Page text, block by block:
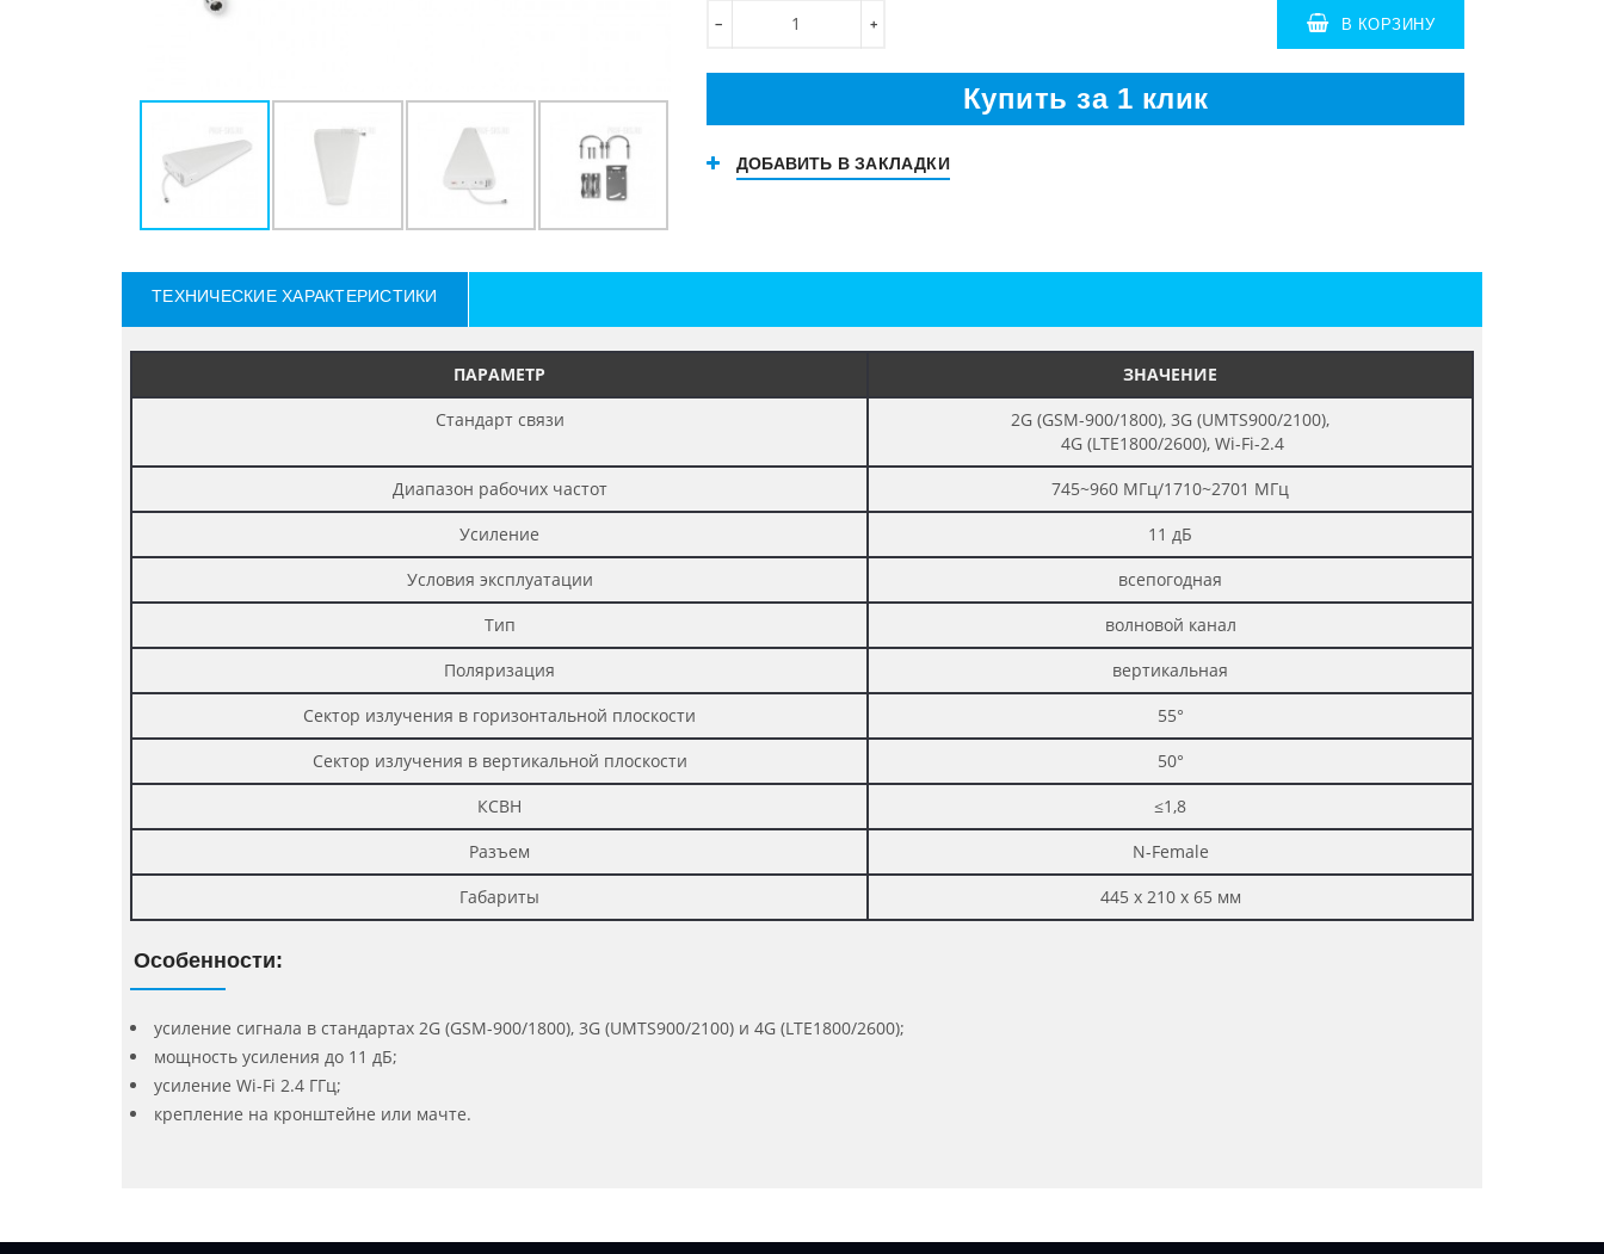
− + В КОРЗИНУ
Купить за 1 клик
ДОБАВИТЬ В ЗАКЛАДКИ
ТЕХНИЧЕСКИЕ ХАРАКТЕРИСТИКИ
ПАРАМЕТР
ЗНАЧЕНИЕ
Стандарт связи
2G (GSM-900/1800), 3G (UMTS900/2100),
4G (LTE1800/2600), Wi-Fi-2.4
Диапазон рабочих частот
745~960 МГц/1710~2701 МГц
Усиление
11 дБ
Условия эксплуатации
всепогодная
Тип
волновой канал
Поляризация
вертикальная
Сектор излучения в горизонтальной плоскости
55°
Сектор излучения в вертикальной плоскости
50°
КСВН
≤1,8
Разъем
N-Female
Габариты
445 х 210 х 65 мм
Особенности:
усиление сигнала в стандартах 2G (GSM-900/1800), 3G (UMTS900/2100) и 4G (LTE1800/2600);
мощность усиления до 11 дБ;
усиление Wi-Fi 2.4 ГГц;
крепление на кронштейне или мачте.